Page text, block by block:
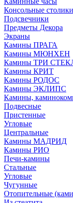
Консольные столики
Подсвечники
Предметы Декора
Экраны
Камины ПРАГА
Камины МЮНХЕН
Камины ТРИ
Камины КРИТ
Камины РОДОС
Камины ЭКЛИПС
Камины,
Подвесные
Пристенные
Угловые
Центральные
Камины МАДРИД
Камины РИО
Печи-камины
Стальные
Угловые
Чугунные
Отопительные